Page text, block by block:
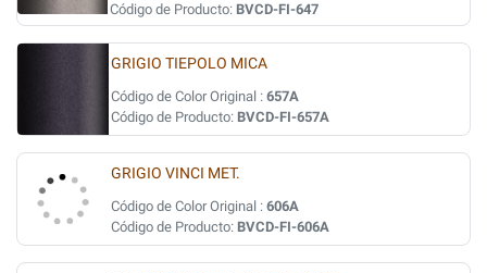
Código de Producto: BVCD-FI-647
GRIGIO TIEPOLO MICA
Código de Color Original : 657A
Código de Producto: BVCD-FI-657A
GRIGIO VINCI MET.
Código de Color Original : 606A
Código de Producto: BVCD-FI-606A